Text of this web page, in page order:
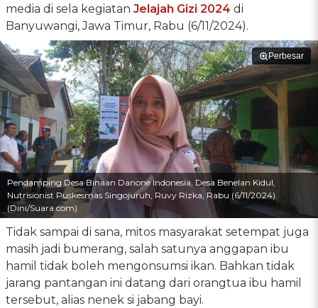
media di sela kegiatan Jelajah Gizi 2024 di
Banyuwangi, Jawa Timur, Rabu (6/11/2024).
Perbesar
Pendamping Desa Binaan Danone Indonesia, Desa Benelan Kidul,
Nutrisionist Puskesmas Singojuruh, Ruvy Rizka, Rabu (6/11/2024).
(Dini/Suara.com)
Tidak sampai di sana, mitos masyarakat setempat juga
masih jadi bumerang, salah satunya anggapan ibu
hamil tidak boleh mengonsumsi ikan. Bahkan tidak
jarang pantangan ini datang dari orangtua ibu hamil
tersebut, alias nenek si jabang bayi.